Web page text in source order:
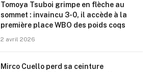
Tomoya Tsuboi grimpe en flèche au
sommet : invaincu 3-0, il accède à la
première place WBO des poids coqs
2 avril 2026
Mirco Cuello perd sa ceinture